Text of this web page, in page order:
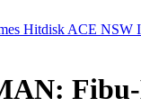
Hitdisk ACE NSW